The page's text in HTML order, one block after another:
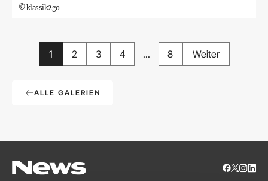
©klassik2go
1 2 3 4 ... 8 Weiter
ALLE GALERIEN